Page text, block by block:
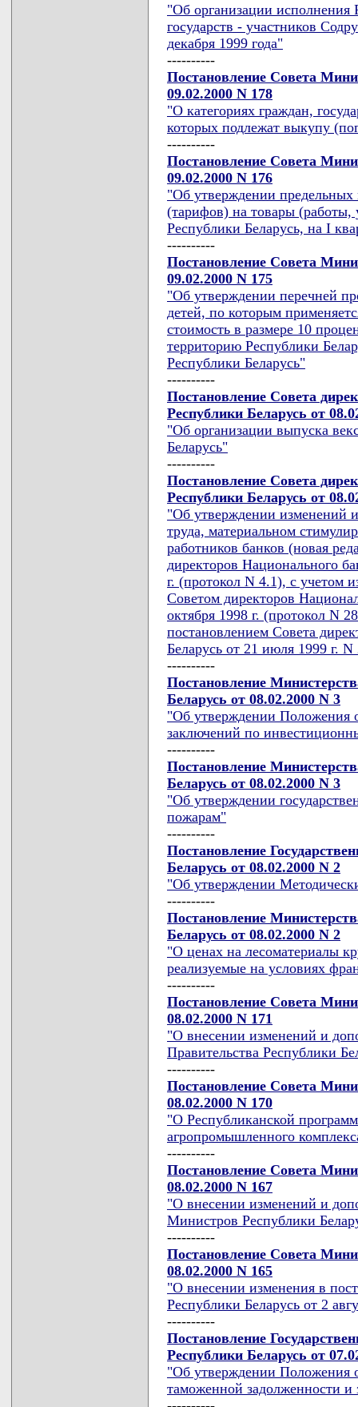
"Об организации
государств - участников
декабря 1999 года"
----------
Постановление Совета
09.02.2000 N 178
"О категориях граждан,
которых подлежат выкупу
----------
Постановление Совета
09.02.2000 N 176
"Об утверждении
(тарифов) на товары (работы,
Республики Беларусь, на I
----------
Постановление Совета
09.02.2000 N 175
"Об утверждении перечней
детей, по которым
стоимость в размере 10
территорию Республики
Республики Беларусь"
----------
Постановление Совета
Республики Беларусь от
"Об организации выпуска
Беларусь"
----------
Постановление Совета
Республики Беларусь от
"Об утверждении изменений
труда, материальном
работников банков (новая
директоров Национального
г. (протокол N 4.1), с учетом
Советом директоров
октября 1998 г. (протокол N
постановлением Совета
Беларусь от 21 июля 1999 г. N
----------
Постановление
Беларусь от 08.02.2000 N 3
"Об утверждении Положения
заключений по
----------
Постановление
Беларусь от 08.02.2000 N 3
"Об утверждении
пожарам"
----------
Постановление
Беларусь от 08.02.2000 N 2
"Об утверждении
----------
Постановление
Беларусь от 08.02.2000 N 2
"О ценах на лесоматериалы
реализуемые на условиях
----------
Постановление Совета
08.02.2000 N 171
"О внесении изменений и
Правительства Республики
----------
Постановление Совета
08.02.2000 N 170
"О Республиканской
агропромышленного
----------
Постановление Совета
08.02.2000 N 167
"О внесении изменений и
Министров Республики
----------
Постановление Совета
08.02.2000 N 165
"О внесении изменения в
Республики Беларусь от 2
----------
Постановление
Республики Беларусь от
"Об утверждении Положения
таможенной задолженности